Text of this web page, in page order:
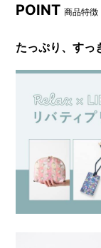
POINT商品特徴
たっぷり、すっ